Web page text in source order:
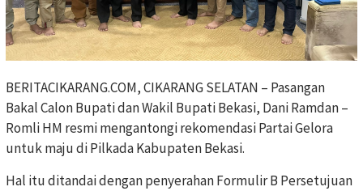
BERITACIKARANG.COM, CIKARANG SELATAN – Pasangan
Bakal Calon Bupati dan Wakil Bupati Bekasi, Dani Ramdan –
Romli HM resmi mengantongi rekomendasi Partai Gelora
untuk maju di Pilkada Kabupaten Bekasi.
Hal itu ditandai dengan penyerahan Formulir B Persetujuan